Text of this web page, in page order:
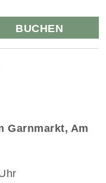
BUCHEN
Garnmarkt, Am